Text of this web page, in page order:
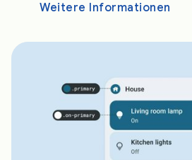
Weitere Informationen